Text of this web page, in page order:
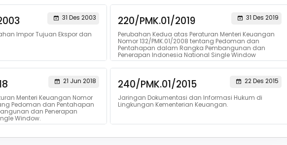
31 Des 2003
Impor Tujuan Ekspor dan
220/PMK.01/2019
31 Des 2019
Perubahan Kedua atas Peraturan Menteri Keuangan
Nomor 132/PMK.01/2008 tentang Pedoman dan
Pentahapan dalam Rangka Pembangunan dan
Penerapan Indonesia National Single Window
21 Jun 2018
Menteri Keuangan Nomor
Pedoman dan Pentahapan
dan Penerapan
Window.
240/PMK.01/2015
22 Des 2015
Jaringan Dokumentasi dan Informasi Hukum di
Lingkungan Kementerian Keuangan.